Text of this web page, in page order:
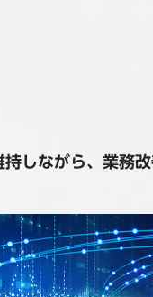
しながら、業務